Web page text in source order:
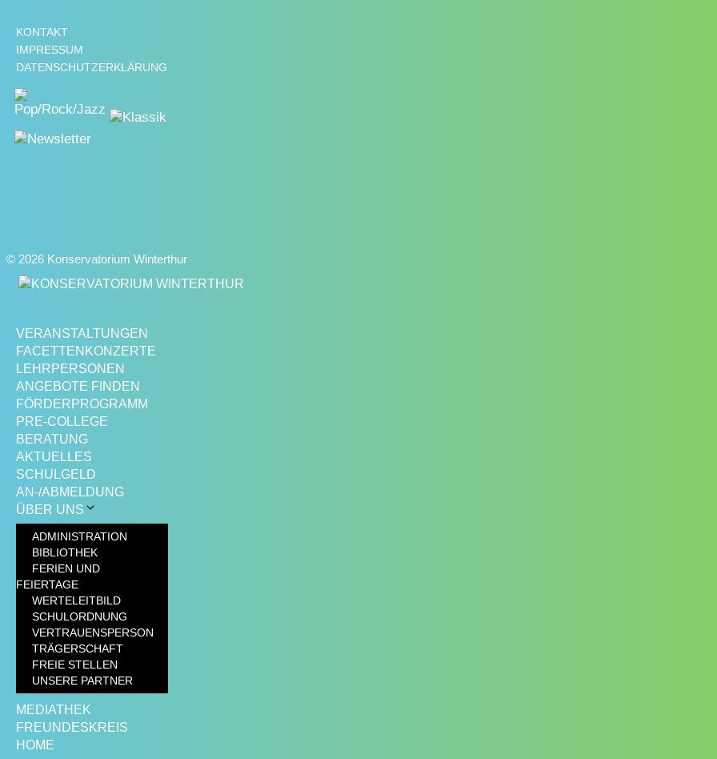
KONTAKT
IMPRESSUM
DATENSCHUTZERKLÄRUNG
© 2026 Konservatorium Winterthur
VERANSTALTUNGEN
FACETTENKONZERTE
LEHRPERSONEN
ANGEBOTE FINDEN
FÖRDERPROGRAMM
PRE-COLLEGE
BERATUNG
AKTUELLES
SCHULGELD
AN-/ABMELDUNG
ÜBER UNS
ADMINISTRATION
BIBLIOTHEK
FERIEN UND
FEIERTAGE
WERTELEITBILD
SCHULORDNUNG
VERTRAUENSPERSON
TRÄGERSCHAFT
FREIE STELLEN
UNSERE PARTNER
MEDIATHEK
FREUNDESKREIS
HOME